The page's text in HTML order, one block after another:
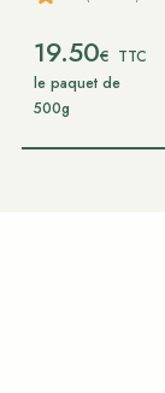
19.50€ TTC
le paquet de
500g